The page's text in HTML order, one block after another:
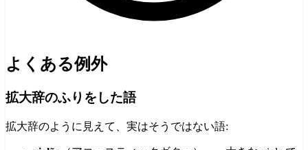
よくある例外
拡大辞のふりをした語
拡大辞のように見えて、実はそうではない語: